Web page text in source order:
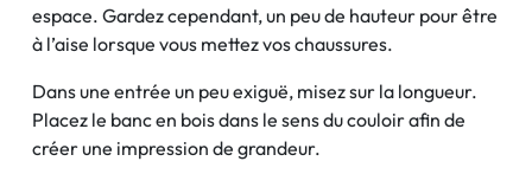
espace. Gardez cependant, un peu de hauteur pour être
à l’aise lorsque vous mettez vos chaussures.
Dans une entrée un peu exiguë, misez sur la longueur.
Placez le banc en bois dans le sens du couloir afin de
créer une impression de grandeur.